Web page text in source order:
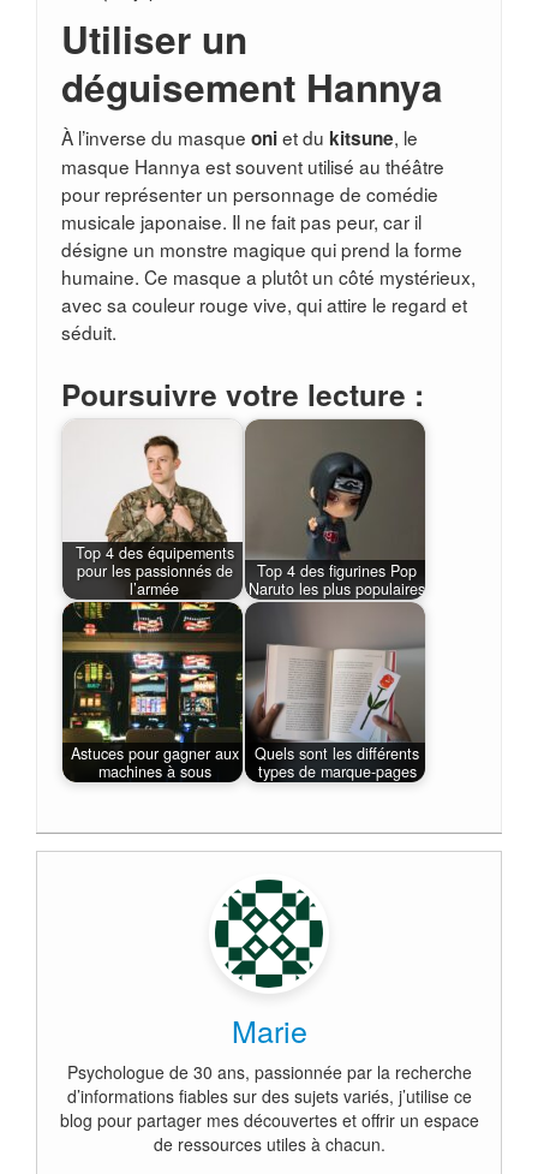
Utiliser un
déguisement Hannya
À l’inverse du masque oniet du kitsune, le
masque Hannya est souvent utilisé au théâtre
pour représenter un personnage de comédie
musicale japonaise. Il ne fait pas peur, car il
désigne un monstre magique qui prend la forme
humaine. Ce masque a plutôt un côté mystérieux,
avec sa couleur rouge vive, qui attire le regard et
séduit.
Poursuivre votre lecture :
Top 4 des équipements
pour les passionnés de
l’armée
Top 4 des figurines Pop
Naruto les plus populaires
Astuces pour gagner aux
machines à sous
Quels sont les différents
types de marque-pages
Marie
Psychologue de 30 ans, passionnée par la recherche
d’informations fiables sur des sujets variés, j’utilise ce
blog pour partager mes découvertes et offrir un espace
de ressources utiles à chacun.